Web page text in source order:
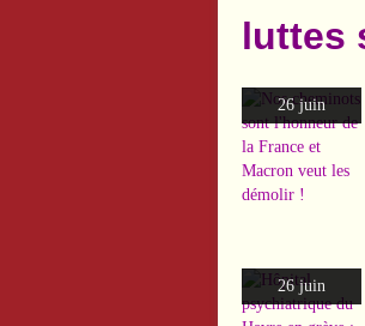
luttes
26 juin
26 juin